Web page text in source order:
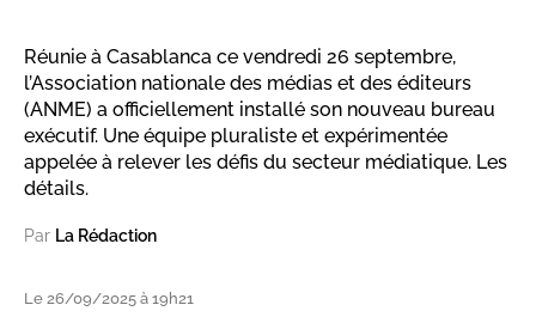
Réunie à Casablanca ce vendredi 26 septembre,
l’Association nationale des médias et des éditeurs
(ANME) a officiellement installé son nouveau bureau
exécutif. Une équipe pluraliste et expérimentée
appelée à relever les défis du secteur médiatique. Les
détails.
Par La Rédaction
Le 26/09/2025 à 19h21